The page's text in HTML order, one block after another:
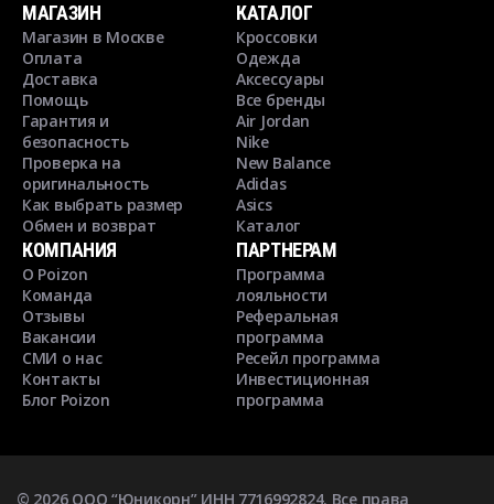
МАГАЗИН
Магазин в Москве
Оплата
Доставка
Помощь
Гарантия и
безопасность
Проверка на
оригинальность
Как выбрать размер
Обмен и возврат
КАТАЛОГ
Кроссовки
Одежда
Аксессуары
Все бренды
Air Jordan
Nike
New Balance
Adidas
Asics
Каталог
КОМПАНИЯ
О Poizon
Команда
Отзывы
Вакансии
СМИ о нас
Контакты
Блог Poizon
ПАРТНЕРАМ
Программа
лояльности
Реферальная
программа
Ресейл программа
Инвестиционная
программа
© 2026ООО “Юникорн” ИНН 7716992824. Все права